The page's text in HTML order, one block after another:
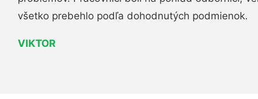
všetko prebehlo podľa dohodnutých podmienok.
VIKTOR